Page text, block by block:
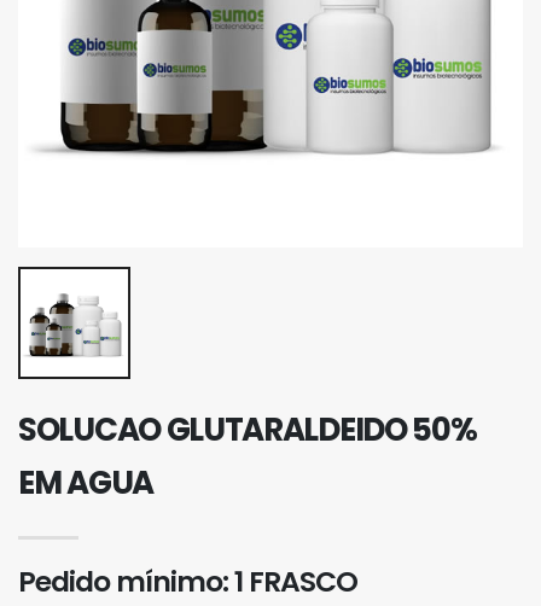
SOLUCAO GLUTARALDEIDO 50%
EM AGUA
Pedido mínimo: 1 FRASCO